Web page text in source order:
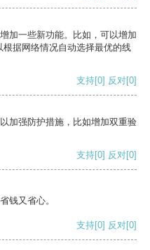
加一些新功能。比如，可以增加
据网络情况自动选择最优的线
支持[0] 反对[0]
加强防护措施，比如增加双重验
支持[0] 反对[0]
钱又省心。
支持[0] 反对[0]